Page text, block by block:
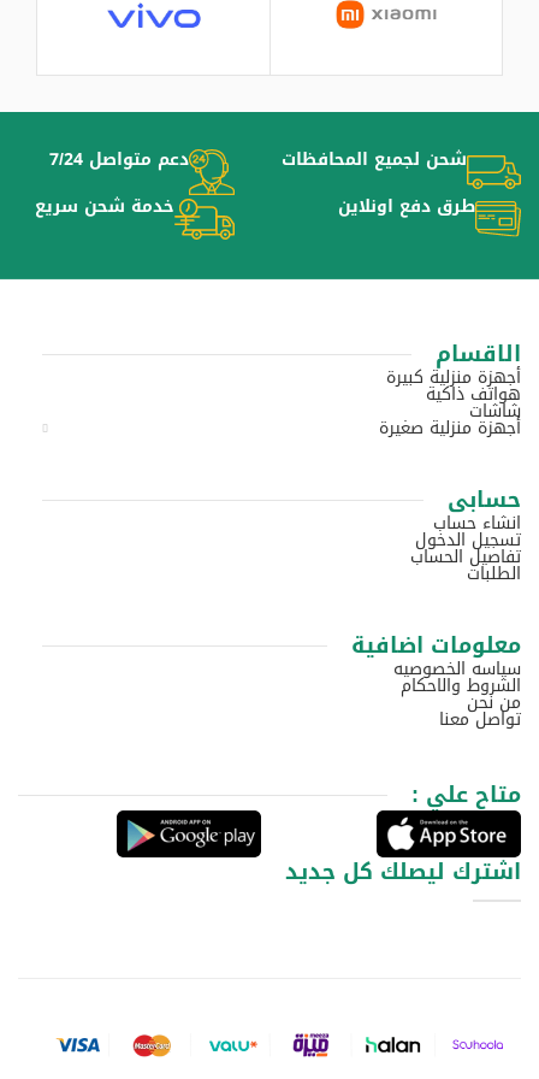
شحن لجميع المحافظات
دعم متواصل 7/24
طرق دفع اونلاين
خدمة شحن سريع
الاقسام
أجهزة منزلية كبيرة
هواتف ذاكية
شاشات
أجهزة منزلية صغيرة
حسابى
انشاء حساب
تسجيل الدخول
تفاصيل الحساب
الطلبات
معلومات اضافية
سياسه الخصوصيه
الشروط والاحكام
من نحن
تواصل معنا
متاح علي :
اشترك ليصلك كل جديد